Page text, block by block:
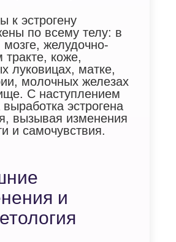
к эстрогену
по всему телу: в
мозге, желудочно-
тракте, коже,
луковицах, матке,
молочных железах
С наступлением
эстрогена
вызывая изменения
и самочувствия.
и